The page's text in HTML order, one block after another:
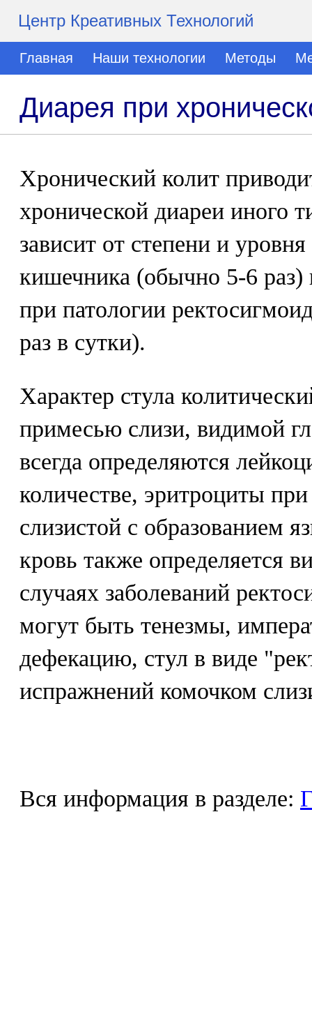
Центр Креативных Технологий
Главная Наши технологии Методы
Диарея при
Хронический колит
хронической диареи иного
зависит от степени и
кишечника (обычно 5-6 раз)
при патологии
раз в сутки).
Характер стула
примесью слизи, видимой
всегда определяются
количестве, эритроциты
слизистой с образованием
кровь также определяется
случаях заболеваний
могут быть тенезмы,
дефекацию, стул в виде
испражнений комочком
Вся информация в разделе: